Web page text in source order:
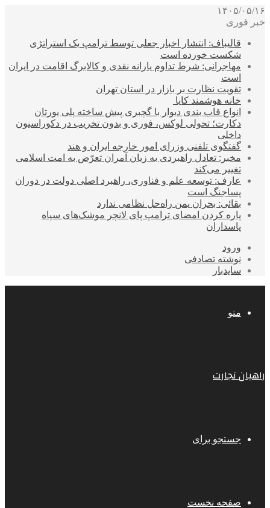
۱۴۰۵/۰۵/۱۶
خبر فوری
قالیباف: انتشار اخبار جعلی توسط ترامپ یک استراتژی
شکست خورده است
مهاجرانی: شرط تداوم یارانه نقدی و کالابرگ اقامت در ایران
است
تقویت نظارت بر بازار در استان تهران
خانه هوشمند کایا
انواع قاب بندی دیوار با گچبری پیش ساخته پلی یورتان
دکارت؛ تحولی لوکس، فوری و بدون تخریب در دکوراسیون
داخلی
گفتگوی تلفنی وزرای امور خارجه ایران و هند
مخبر: تعادل راهبردی به زیان آمران تعرّض به امت اسلامی
تغییر می‌کند
عارف: توسعه علم و فناوری، راهبرد اصلی دولت در دوران
پساجنگ است
بقائی: بحران یمن راه‌حل نظامی ندارد
پاره کردن امضای ترامپ پای لانچر موشک‌های سپاه
پاسداران
ورود
نوشته تصادفی
سایدبار
منو
راهیان تجارت
جستجو برای
صفحه نخست